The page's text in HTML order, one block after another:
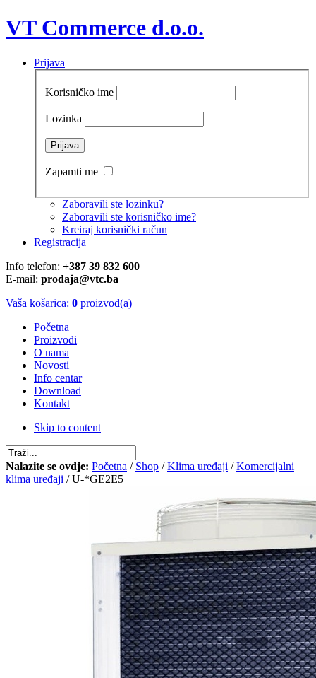
VT Commerce d.o.o.
Prijava
Korisničko ime
Lozinka
Zapamti me
Zaboravili ste lozinku?
Zaboravili ste korisničko ime?
Kreiraj korisnički račun
Registracija
Info telefon: +387 39 832 600
E-mail: prodaja@vtc.ba
Vaša košarica: 0 proizvod(a)
Početna
Proizvodi
O nama
Novosti
Info centar
Download
Kontakt
Skip to content
Nalazite se ovdje: Početna / Shop /Klima uređaji /Komercijalni
klima uređaji / U-*GE2E5